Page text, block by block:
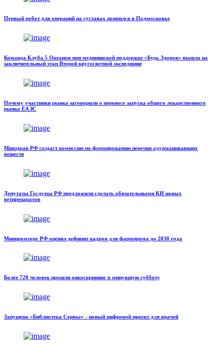
Первый робот для операций на суставах появился в Подмосковье
Команда Клуба 5 Океанов при медицинской поддержке «Будь Здоров» вышла на
заключительный этап Второй кругосветной экспедиции
Почему участники рынка заговорили о переносе запуска общего лекарственного
рынка ЕАЭС
Минздрав РФ создаст комиссию по формированию перечня одурманивающих
веществ
Депутаты Госдумы РФ предложили сделать обязательными КИ новых
ветпрепаратов
Минпромторг РФ оценил дефицит кадров для фармпрома до 2030 года
Более 720 человек прошли онкоскрининг в минувшую субботу
Запущена «Библиотека Сервье» - новый цифровой проект для врачей